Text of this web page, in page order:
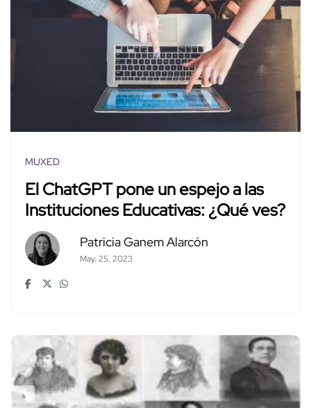
MUXED
El ChatGPT pone un espejo a las
Instituciones Educativas: ¿Qué ves?
Patricia Ganem Alarcón
May. 25, 2023